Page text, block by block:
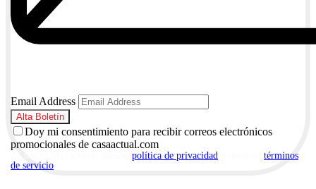
Email Address
Doy mi consentimiento para recibir correos electrónicos
promocionales de casaactual.com
política de privacidad
términos
de servicio